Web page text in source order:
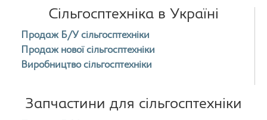
Сільгосптехніка в Україні
Продаж Б/У сільгосптехніки
Продаж нової сільгосптехніки
Виробництво сільгосптехніки
Запчастини для сільгосптехніки